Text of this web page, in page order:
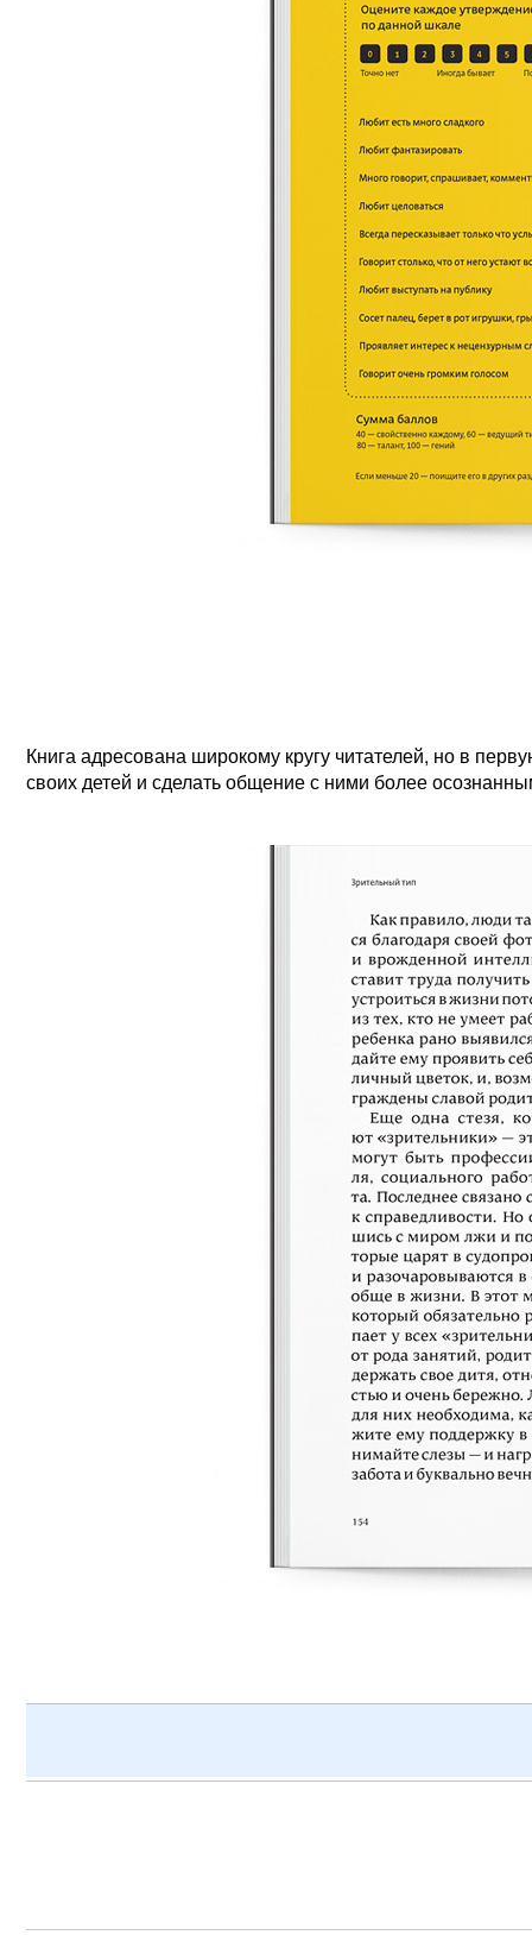
Книга адресована широкому кругу читателей, но в
своих детей и сделать общение с ними более